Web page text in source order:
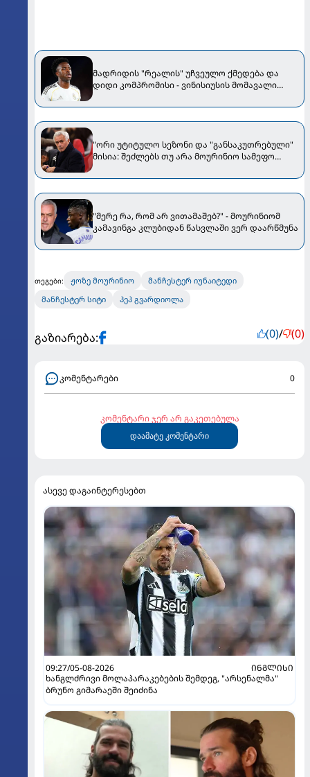
მადრიდის "რეალის" უჩვეულო ქმედება და
დიდი კომპრომისი - ვინისიუსის მომავალი
"ორი უტიტულო სეზონი და "განსაკუთრებული"
მისია: შეძლებს თუ არა მოურინიო სამეფო
"მერე რა, რომ არ ვითამაშებ?" - მოურინიომ
კამავინგა კლუბიდან წასვლაში ვერ დაარწმუნა
თეგები: ჟოზე მოურინიო
მანჩესტერ იუნაიტედი
მანჩესტერ სიტი
პეპ გვარდიოლა
გაზიარება: (0)/ (0)
კომენტარები 0
კომენტარი ჯერ არ გაკეთებულა
დაამატე კომენტარი
ასევე დაგაინტერესებთ
09:27/05-08-2026
ᲘᲜᲒᲚᲘᲡᲘ
ხანგლძრივი მოლაპარაკებების შემდეგ, "არსენალმა"
ბრუნო გიმარაეში შეიძინა